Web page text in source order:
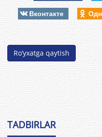
Вконтакте
Ro’yxatga qaytish
TADBIRLAR